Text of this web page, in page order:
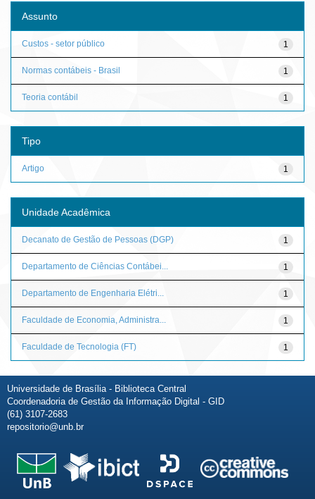
Assunto
1
Custos - setor público
1
Normas contábeis - Brasil
1
Teoria contábil
Tipo
1
Artigo
Unidade Acadêmica
1
Decanato de Gestão de Pessoas (DGP)
1
Departamento de Ciências Contábei...
1
Departamento de Engenharia Elétri...
1
Faculdade de Economia, Administra...
1
Faculdade de Tecnologia (FT)
Universidade de Brasília - Biblioteca Central
Coordenadoria de Gestão da Informação Digital - GID
(61) 3107-2683
repositorio@unb.br